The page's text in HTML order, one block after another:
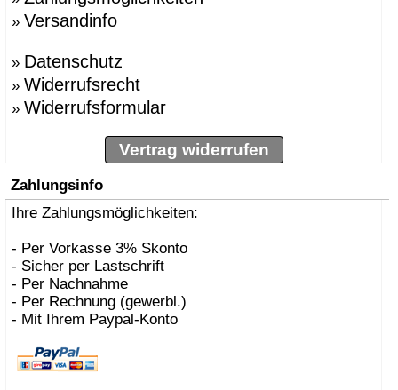
» Versandinfo
» Datenschutz
» Widerrufsrecht
» Widerrufsformular
Vertrag widerrufen
Zahlungsinfo
Ihre Zahlungsmöglichkeiten:
- Per Vorkasse 3% Skonto
- Sicher per Lastschrift
- Per Nachnahme
- Per Rechnung (gewerbl.)
- Mit Ihrem Paypal-Konto